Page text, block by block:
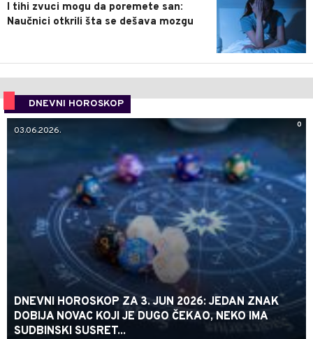
I tihi zvuci mogu da poremete san:
Naučnici otkrili šta se dešava mozgu
DNEVNI HOROSKOP
0
03.06.2026.
DNEVNI HOROSKOP ZA 3. JUN 2026: JEDAN ZNAK
DOBIJA NOVAC KOJI JE DUGO ČEKAO, NEKO IMA
SUDBINSKI SUSRET...